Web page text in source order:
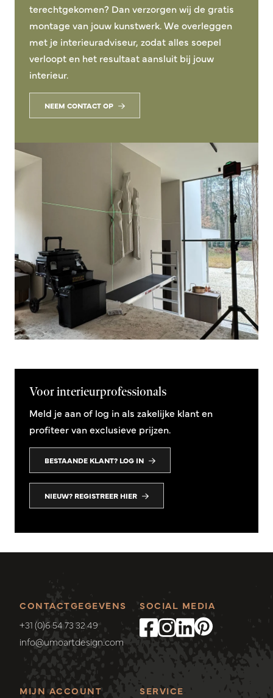
terechtgekomen? Dan verzorgen wij de gratis
montage van jouw kunstwerk. We overleggen
met je interieuradviseur, zodat alles soepel
verloopt en het resultaat aansluit bij jouw
interieur.
NEEM CONTACT OP
Voor interieurprofessionals
Meld je aan of log in als zakelijke klant en
profiteer van exclusieve prijzen.
BESTAANDE KLANT? LOG IN
NIEUW? REGISTREER HIER
CONTACTGEGEVENS
+31 (0)6 54 73 32 49
info@umoartdesign.com
MIJN ACCOUNT
SERVICE
SOCIAL MEDIA